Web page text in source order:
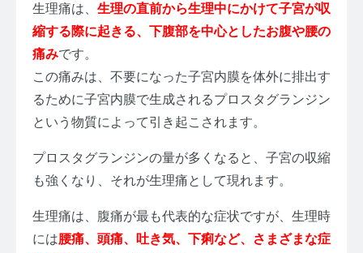
生理痛は、 生理の直前から生理中にかけて子宮が収
縮する際に起きる、下腹部を中心としたお腹や腰の
痛みです。
この痛みは、不要になった子宮内膜を体外に排出す
るために子宮内膜で生成されるプロスタグランジン
という物質によって引き起こされます。
プロスタグランジンの量が多くなると、子宮の収縮
も強くなり、それが生理痛として現れます。
生理痛は、腹痛が最も代表的な症状ですが、生理時
には腰痛、頭痛、吐き気、下痢など、さまざまな症